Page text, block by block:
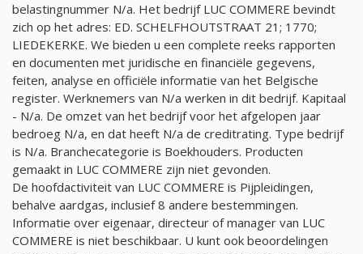
belastingnummer N/a. Het bedrijf LUC COMMERE bevindt
zich op het adres: ED. SCHELFHOUTSTRAAT 21; 1770;
LIEDEKERKE. We bieden u een complete reeks rapporten
en documenten met juridische en financiële gegevens,
feiten, analyse en officiële informatie van het Belgische
register. Werknemers van N/a werken in dit bedrijf. Kapitaal
- N/a. De omzet van het bedrijf voor het afgelopen jaar
bedroeg N/a, en dat heeft N/a de creditrating. Type bedrijf
is N/a. Branchecategorie is Boekhouders. Producten
gemaakt in LUC COMMERE zijn niet gevonden.
De hoofdactiviteit van LUC COMMERE is Pijpleidingen,
behalve aardgas, inclusief 8 andere bestemmingen.
Informatie over eigenaar, directeur of manager van LUC
COMMERE is niet beschikbaar. U kunt ook beoordelingen